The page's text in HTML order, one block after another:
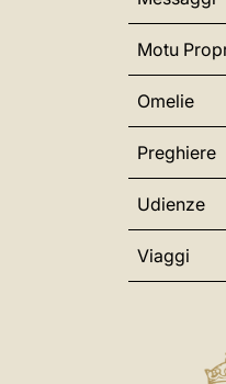
Motu
Omelie
Preghiere
Udienze
Viaggi